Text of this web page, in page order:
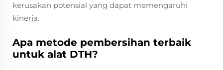
kerusakan potensial yang dapat memengaruhi
kinerja.
Apa metode pembersihan terbaik
untuk alat DTH?